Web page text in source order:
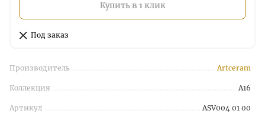
Купить в 1 клик
Под заказ
Производитель Artceram
Коллекция A16
Артикул ASV004 01 00